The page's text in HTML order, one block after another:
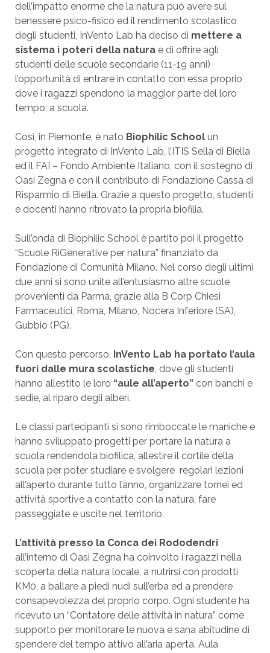
dell’impatto enorme che la natura può avere sul
benessere psico-fisico ed il rendimento scolastico
degli studenti, InVento Lab ha deciso di mettere a
sistema i poteri della naturae di offrire agli
studenti delle scuole secondarie (11-19 anni)
l’opportunità di entrare in contatto con essa proprio
dove i ragazzi spendono la maggior parte del loro
tempo: a scuola.
Così, in Piemonte, è nato Biophilic Schoolun
progetto integrato di InVento Lab, l’ITIS Sella di Biella
ed il FAI – Fondo Ambiente Italiano, con il sostegno di
Oasi Zegna e con il contributo di Fondazione Cassa di
Risparmio di Biella. Grazie a questo progetto, studenti
e docenti hanno ritrovato la propria biofilia.
Sull’onda di Biophilic School è partito poi il progetto
“Scuole RiGenerative per natura” finanziato da
Fondazione di Comunità Milano. Nel corso degli ultimi
due anni si sono unite all’entusiasmo altre scuole
provenienti da Parma, grazie alla B Corp Chiesi
Farmaceutici, Roma, Milano, Nocera Inferiore (SA),
Gubbio (PG).
Con questo percorso, InVento Lab ha portato l’aula
fuori dalle mura scolastiche, dove gli studenti
hanno allestito le loro “aule all’aperto” con banchi e
sedie, al riparo degli alberi.
Le classi partecipanti si sono rimboccate le maniche e
hanno sviluppato progetti per portare la natura a
scuola rendendola biofilica, allestire il cortile della
scuola per poter studiare e svolgere regolari lezioni
all’aperto durante tutto l’anno, organizzare tornei ed
attività sportive a contatto con la natura, fare
passeggiate e uscite nel territorio.
L’attività presso la Conca dei Rododendri
all’interno di Oasi Zegna ha coinvolto i ragazzi nella
scoperta della natura locale, a nutrirsi con prodotti
KM0, a ballare a piedi nudi sull’erba ed a prendere
consapevolezza del proprio corpo. Ogni studente ha
ricevuto un “Contatore delle attività in natura” come
supporto per monitorare le nuova e sana abitudine di
spendere del tempo attivo all’aria aperta. Aula